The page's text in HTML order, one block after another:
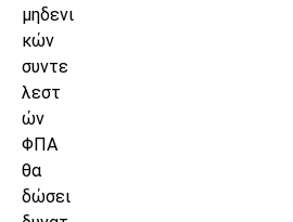
μηδενι
κών
συντε
λεστ
ών
ΦΠΑ
θα
δώσει